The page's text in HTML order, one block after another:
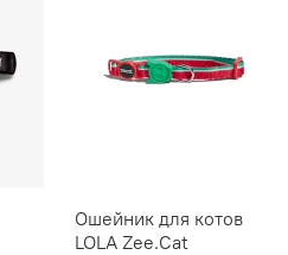
Ошейник для котов
LOLA Zee.Cat